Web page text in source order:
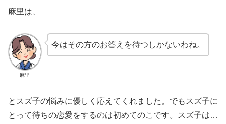
麻里は、
麻里
今はその方のお答えを待つしかないわね。
とスズ子の悩みに優しく応えてくれました。でもスズ子に
とって待ちの恋愛をするのは初めてのこです。スズ子は…